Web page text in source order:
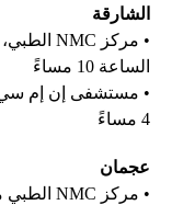
الشارقة
الساعة 10 مساءً
4 مساءً
عجمان
• مركز NMC الطبي من الساعة 5 مساءً حتى الساعة 10 مساءً